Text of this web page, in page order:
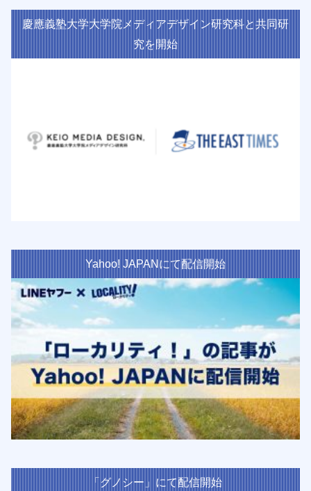
慶應義塾大学大学院メディアデザイン研究科と共同研
究を開始
Yahoo! JAPANにて配信開始
「グノシー」にて配信開始